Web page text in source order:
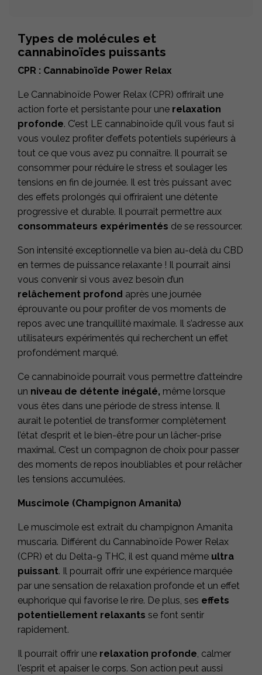
Types de molécules et
cannabinoïdes puissants
CPR : Cannabinoïde Power Relax
Le Cannabinoïde Power Relax (CPR) offrirait une
action forte et persistante pour une relaxation
profonde. C’est LE cannabinoïde qu’il vous faut si
vous voulez profiter d’effets potentiels supérieurs à
tout ce que vous avez pu connaître. Il pourrait se
consommer pour réduire le stress et soulager les
tensions en fin de journée. Il est très puissant avec
des effets prolongés qui offriraient une détente
progressive et durable. Il pourrait permettre aux
consommateurs expérimentés de se ressourcer.
Son intensité exceptionnelle va bien au-delà du CBD
en termes de puissance relaxante ! Il pourrait ainsi
vous convenir si vous avez besoin d’un
relâchement profond après une journée
éprouvante ou pour profiter de vos moments de
repos avec une tranquillité maximale. Il s’adresse aux
utilisateurs expérimentés qui recherchent un effet
profondément marqué.
Ce cannabinoïde pourrait vous permettre d’atteindre
un niveau de détente inégalé, même lorsque
vous êtes dans une période de stress intense. Il
aurait le potentiel de transformer complètement
l’état d’esprit et le bien-être pour un lâcher-prise
maximal. C’est un compagnon de choix pour passer
des moments de repos inoubliables et pour relâcher
les tensions accumulées.
Muscimole (Champignon Amanita)
Le muscimole est extrait du champignon Amanita
muscaria. Différent du Cannabinoïde Power Relax
(CPR) et du Delta-9 THC, il est quand même ultra
puissant. Il pourrait offrir une expérience marquée
par une sensation de relaxation profonde et un effet
euphorique qui favorise le rire. De plus, ses effets
potentiellement relaxants se font sentir
rapidement.
Il pourrait offrir une relaxation profonde, calmer
l'esprit et apaiser le corps. Son action peut aussi